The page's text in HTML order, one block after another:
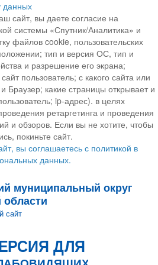
данных
сайт, вы даете согласие на
системы «Спутник/Аналитика» и
файлов cookie, пользовательских
тип и версия ОС, тип и
и разрешение его экрана;
пользователь; с какого сайта или
Браузер; какие страницы открывает и
ip-адрес). в целях
ретаргетинга и проведения
и обзоров. Если вы не хотите, чтобы
покиньте сайт.
вы соглашаетесь с политикой в
данных.